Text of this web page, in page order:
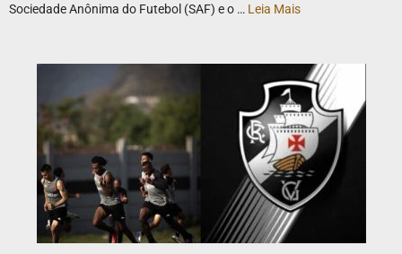
Sociedade Anônima do Futebol (SAF) e o … Leia Mais